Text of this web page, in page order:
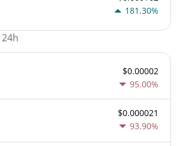
181.30%
24h
$0.00002
95.00%
$0.000021
93.90%